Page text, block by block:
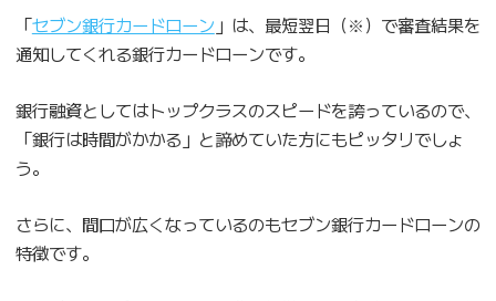
「セブン銀行カードローン 」は、最短翌日（※）で審査結果を
通知してくれる銀行カードローンです。
銀行融資としてはトップクラスのスピードを誇っているので、
「銀行は時間がかかる」と諦めていた方にもピッタリでしょ
う。
さらに、間口が広くなっているのもセブン銀行カードローンの
特徴です。